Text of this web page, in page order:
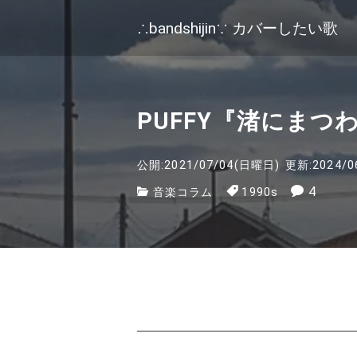
∴bandshijin∵ カバーしたい歌
PUFFY『渚にまつ
公開:2021/07/04(日曜日) 更新:2024/
音楽コラム
1990s 4